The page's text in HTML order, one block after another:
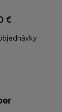
€